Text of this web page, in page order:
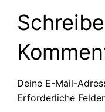
Deine E-Mail-
Erforderliche